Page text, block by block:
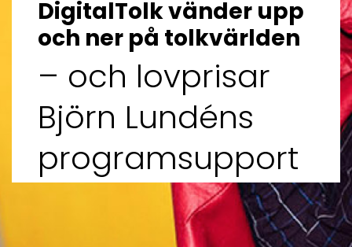
DigitalTolk vänder upp
och ner på tolkvärlden
– och lovprisar
Björn Lundéns
programsupport